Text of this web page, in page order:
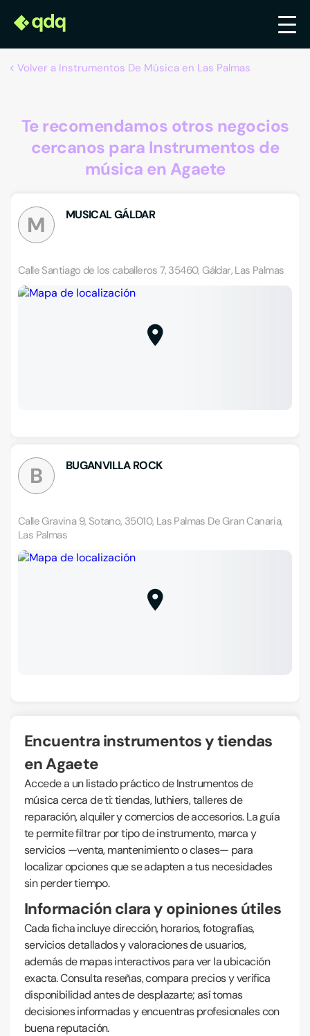
Volver a Instrumentos De Música en Las Palmas
Te recomendamos otros negocios
cercanos para Instrumentos de
música en Agaete
M MUSICAL GÁLDAR
Calle Santiago de los caballeros 7, 35460, Gáldar, Las Palmas
B BUGANVILLA ROCK
Calle Gravina 9, Sotano, 35010, Las Palmas De Gran Canaria,
Las Palmas
Encuentra instrumentos y tiendas
en Agaete
Accede a un listado práctico de Instrumentos de
música cerca de ti: tiendas, luthiers, talleres de
reparación, alquiler y comercios de accesorios. La guía
te permite filtrar por tipo de instrumento, marca y
servicios —venta, mantenimiento o clases— para
localizar opciones que se adapten a tus necesidades
sin perder tiempo.
Información clara y opiniones útiles
Cada ficha incluye dirección, horarios, fotografías,
servicios detallados y valoraciones de usuarios,
además de mapas interactivos para ver la ubicación
exacta. Consulta reseñas, compara precios y verifica
disponibilidad antes de desplazarte; así tomas
decisiones informadas y encuentras profesionales con
buena reputación.